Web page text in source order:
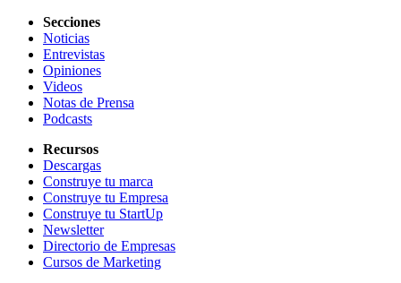
Secciones
Noticias
Entrevistas
Opiniones
Videos
Notas de Prensa
Podcasts
Recursos
Descargas
Construye tu marca
Construye tu Empresa
Construye tu StartUp
Newsletter
Directorio de Empresas
Cursos de Marketing